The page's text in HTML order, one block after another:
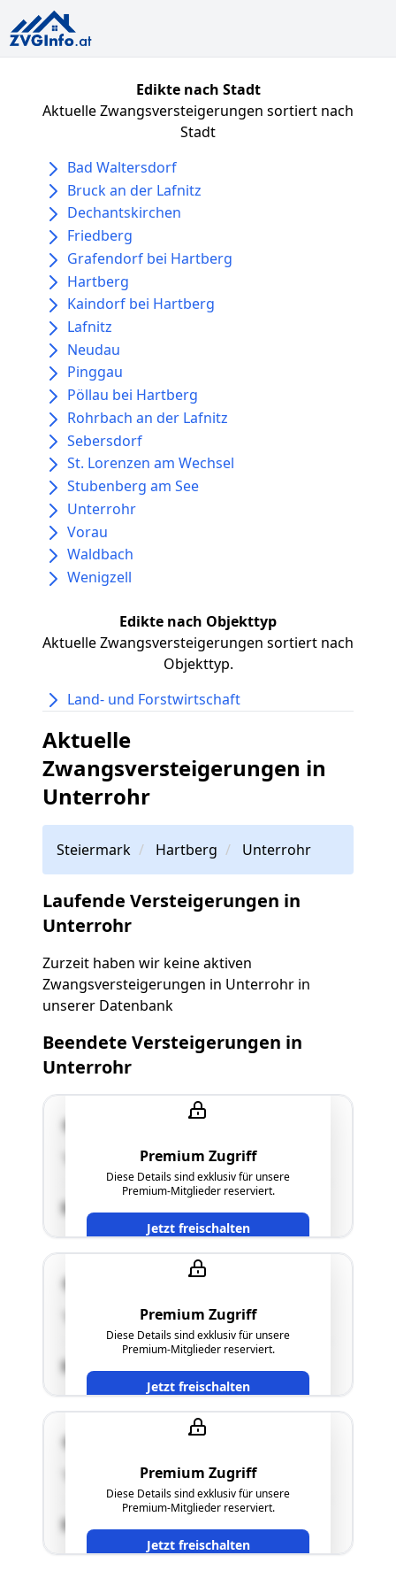
Edikte nach Stadt
Aktuelle Zwangsversteigerungen sortiert nach
Stadt
Bad Waltersdorf
Bruck an der Lafnitz
Dechantskirchen
Friedberg
Grafendorf bei Hartberg
Hartberg
Kaindorf bei Hartberg
Lafnitz
Neudau
Pinggau
Pöllau bei Hartberg
Rohrbach an der Lafnitz
Sebersdorf
St. Lorenzen am Wechsel
Stubenberg am See
Unterrohr
Vorau
Waldbach
Wenigzell
Edikte nach Objekttyp
Aktuelle Zwangsversteigerungen sortiert nach
Objekttyp.
Land- und Forstwirtschaft
Aktuelle
Zwangsversteigerungen in
Unterrohr
Steiermark Hartberg Unterrohr
Laufende Versteigerungen in
Unterrohr
Zurzeit haben wir keine aktiven
Zwangsversteigerungen in Unterrohr in
unserer Datenbank
Beendete Versteigerungen in
Unterrohr
Premium Zugriff
Diese Details sind exklusiv für unsere
Premium-Mitglieder reserviert.
Jetzt freischalten
"siehe Langgutachten"
SCHÄTZWERT
Premium Zugriff
Diese Details sind exklusiv für unsere
Premium-Mitglieder reserviert.
Jetzt freischalten
"siehe Langgutachten"
SCHÄTZWERT
Premium Zugriff
Diese Details sind exklusiv für unsere
Premium-Mitglieder reserviert.
Jetzt freischalten
"siehe Langgutachten"
SCHÄTZWERT